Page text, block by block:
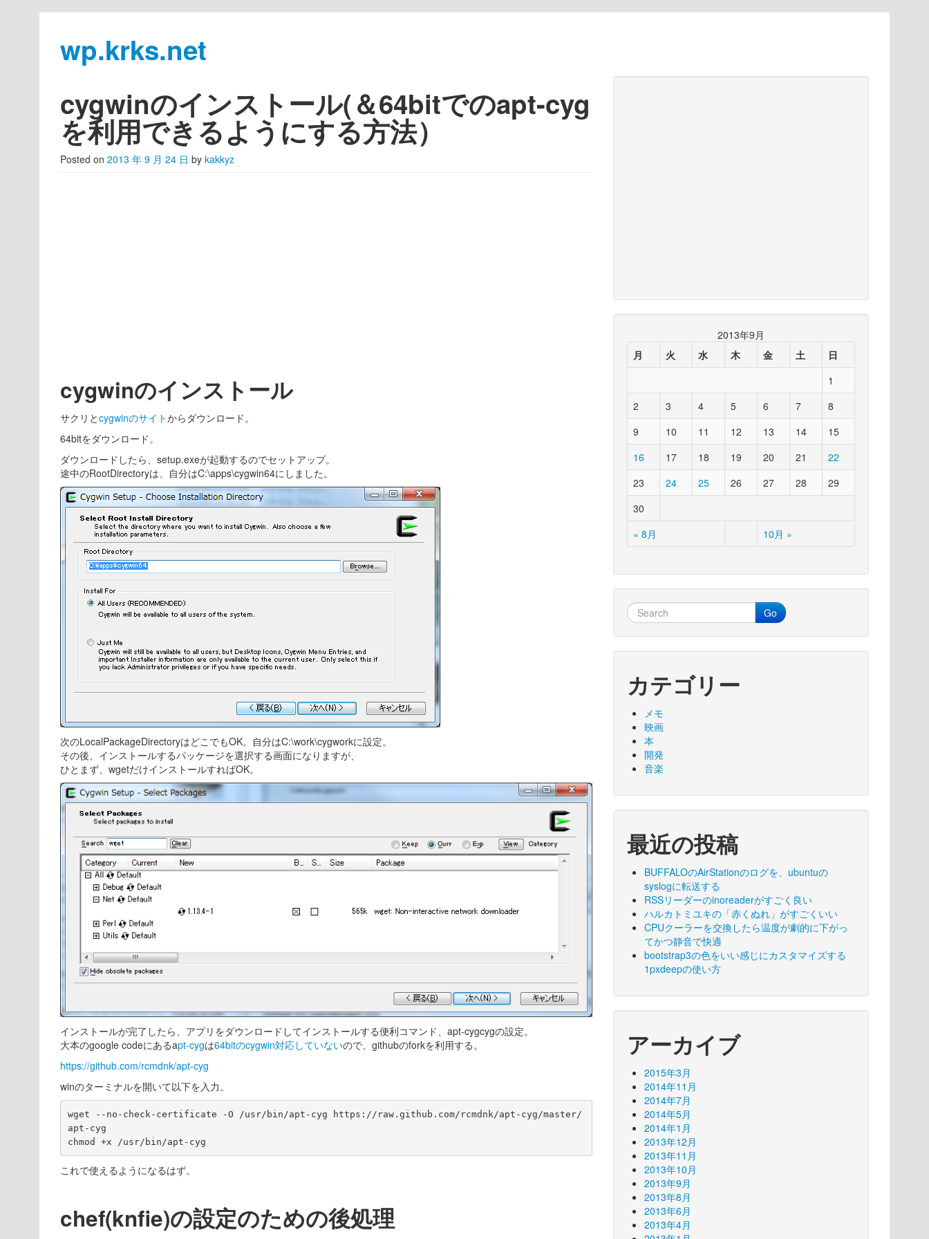
wp.krks.net
Main menu
cygwinのインストール(＆64bitでのapt-cyg
を利用できるようにする方法）
Posted on 2013 年 9 月 24 日 by kakkyz
cygwinのインストール
サクリとcygwinのサイトからダウンロード。
64bitをダウンロード。
ダウンロードしたら、setup.exeが起動するのでセットアップ。
途中のRootDirectoryは、自分はC:\apps\cygwin64にしました。
次のLocalPackageDirectoryはどこでもOK。自分はC:\work\cygworkに設定。
その後、インストールするパッケージを選択する画面になりますが、
ひとまず、wgetだけインストールすればOK。
インストールが完了したら、アプリをダウンロードしてインストールする便利コマンド、apt-cygcygの設定。
大本のgoogle codeにあるapt-cygは64bitのcygwin対応していないので、githubのforkを利用する。
https://github.com/rcmdnk/apt-cyg
winのターミナルを開いて以下を入力。
wget --no-check-certificate -O /usr/bin/apt-cyg https://raw.github.com/rcmdnk/apt-cyg/master/
apt-cyg
chmod +x /usr/bin/apt-cyg
これで使えるようになるはず。
chef(knfie)の設定のための後処理
2013年9月
月
火 水 木 金 土 日
« 8月 10月 »
1
2
3 4 5 6 7
8
9
10 11 12 13 14
15
16
17 18 19 20 21
22
23
24 25 26 27 28
29
30
Go
カテゴリー
メモ
映画
本
開発
音楽
最近の投稿
BUFFALOのAirStationのログを、ubuntuの
syslogに転送する
RSSリーダーのinoreaderがすごく良い
ハルカトミユキの「赤くぬれ」がすごくいい
CPUクーラーを交換したら温度が劇的に下がっ
てかつ静音で快適
bootstrap3の色をいい感じにカスタマイズする
1pxdeepの使い方
アーカイブ
2015年3月
2014年11月
2014年7月
2014年5月
2014年1月
2013年12月
2013年11月
2013年10月
2013年9月
2013年8月
2013年6月
2013年4月